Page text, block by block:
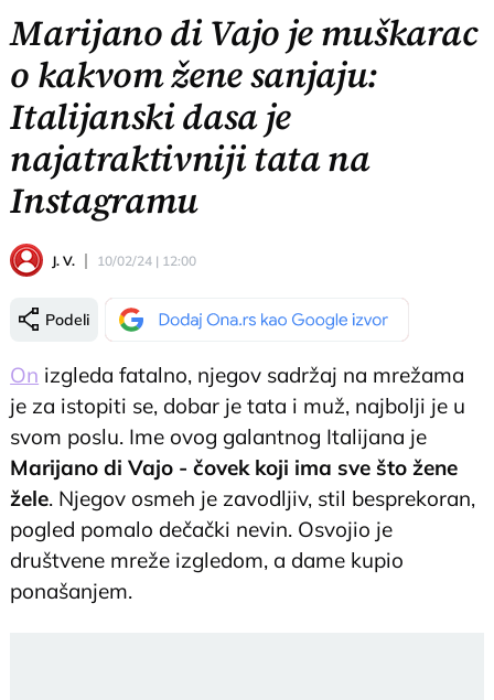
Marijano di Vajo je muškarac
o kakvom žene sanjaju:
Italijanski dasa je
najatraktivniji tata na
Instagramu
J. V. 10/02/24 | 12:00
Podeli
On izgleda fatalno, njegov sadržaj na mrežama
je za istopiti se, dobar je tata i muž, najbolji je u
svom poslu. Ime ovog galantnog Italijana je
Marijano di Vajo - čovek koji ima sve što žene
žele. Njegov osmeh je zavodljiv, stil besprekoran,
pogled pomalo dečački nevin. Osvojio je
društvene mreže izgledom, a dame kupio
ponašanjem.